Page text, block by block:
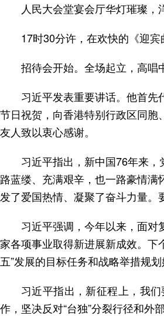
人民大会堂宴会厅华灯璀璨
17时30分许，在欢快的《迎
招待会开始。全场起立，高
习近平发表重要讲话。他首
节日祝贺，向香港特别行政区同
友人致以衷心感谢。
习近平指出，新中国76年来
路蓝缕、充满艰辛，也一路豪情
发了爱国热情、凝聚了奋斗力量
习近平强调，今年以来，面
家各项事业取得新进展新成效。下
五”发展的目标任务和战略举措规
习近平指出，新征程上，我
作，坚决反对“台独”分裂行径和外